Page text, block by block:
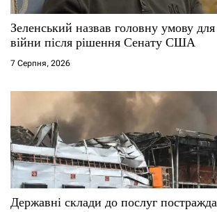
и
с
Зеленський назвав головну умову для
війни після рішення Сенату США
7 Серпня, 2026
Державні склади до послуг